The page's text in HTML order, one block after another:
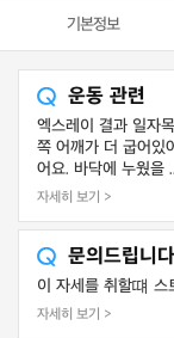
기본정보
운동 관련
엑스레이 결과 일자
쪽 어깨가 더 굽어있
어요. 바닥에 누웠을
자세히 보기 >
문의드립니
이 자세를 취할떄 스
자세히 보기 >